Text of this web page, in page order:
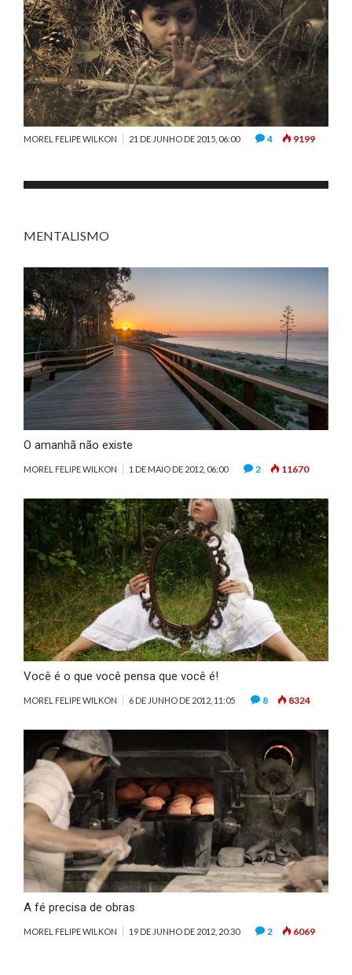
MOREL FELIPE WILKON 21 DE JUNHO DE 2015, 06:00 4 9199
MENTALISMO
O amanhã não existe
MOREL FELIPE WILKON 1 DE MAIO DE 2012, 06:00 2 11670
Você é o que você pensa que você é!
MOREL FELIPE WILKON 6 DE JUNHO DE 2012, 11:05 8 8324
A fé precisa de obras
MOREL FELIPE WILKON 19 DE JUNHO DE 2012, 20:30 2 6069